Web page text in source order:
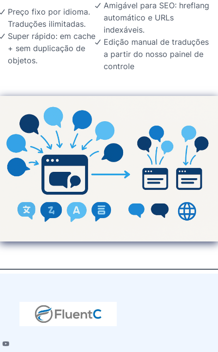
Preço fixo por idioma.
Traduções ilimitadas.
Super rápido: em cache
+ sem duplicação de
objetos.
Amigável para SEO: hreflang
automático e URLs
indexáveis.
Edição manual de traduções
a partir do nosso painel de
controle